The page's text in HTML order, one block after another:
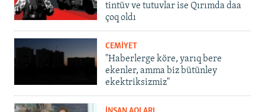
tintüv ve tutuvlar ise Qırımda daa
çoq oldı
CEMİYET
"Haberlerge köre, yarıq bere
ekenler, amma biz bütünley
ekektriksizmiz"